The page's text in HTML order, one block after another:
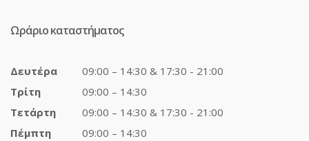
Ωράριο καταστήματος
Δευτέρα
09:00 – 14:30 & 17:30 - 21:00
Τρίτη
09:00 – 14:30
Τετάρτη
09:00 – 14:30 & 17:30 - 21:00
Πέμπτη
09:00 – 14:30